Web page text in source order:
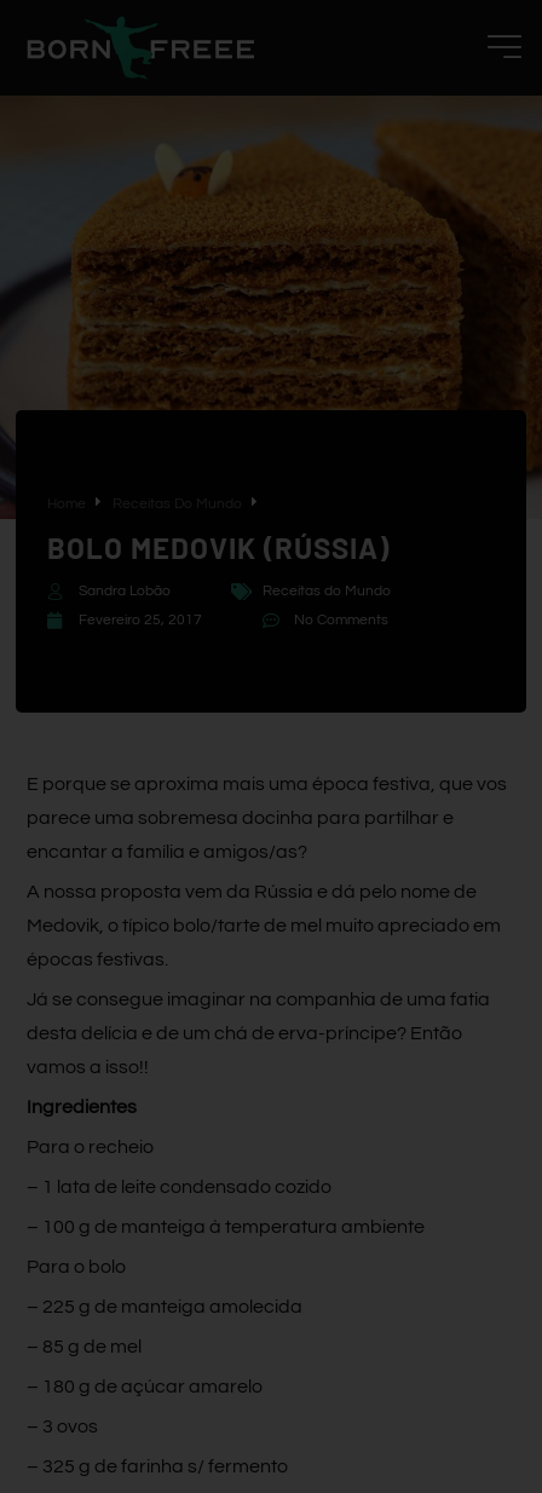
Receitas Do Mundo
BOLO MEDOVIK (RÚSSIA)
Sandra Lobão
Receitas do Mundo
Fevereiro 25, 2017
No Comments
E porque se aproxima mais uma época festiva, que vos
parece uma sobremesa docinha para partilhar e
encantar a família e amigos/as?
A nossa proposta vem da Rússia e dá pelo nome de
Medovik, o típico bolo/tarte de mel muito apreciado em
épocas festivas.
Já se consegue imaginar na companhia de uma fatia
desta delícia e de um chá de erva-príncipe? Então
vamos a isso!!
Ingredientes
Para o recheio
– 1 lata de leite condensado cozido
– 100 g de manteiga à temperatura ambiente
Para o bolo
– 225 g de manteiga amolecida
– 85 g de mel
– 180 g de açúcar amarelo
– 3 ovos
– 325 g de farinha s/ fermento